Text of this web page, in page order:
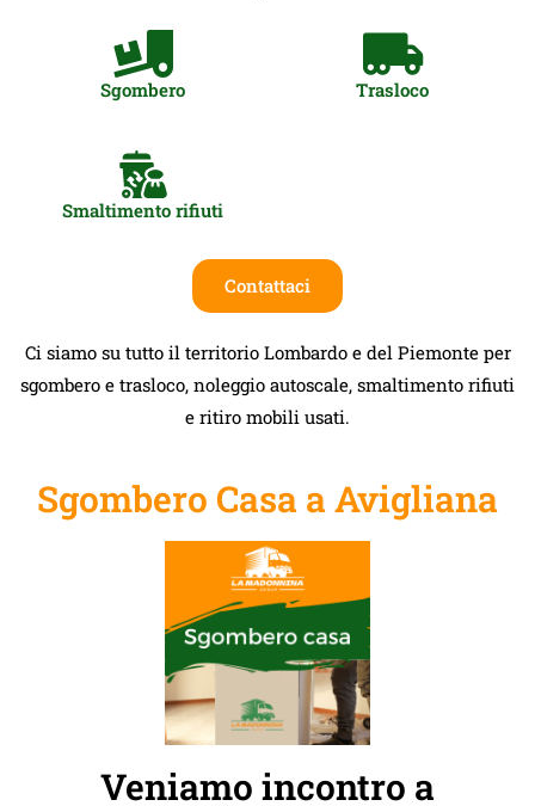
Sgombero Trasloco
Smaltimento rifiuti
Contattaci
Ci siamo su tutto il territorio Lombardo e del Piemonte per
sgombero e trasloco, noleggio autoscale, smaltimento rifiuti
e ritiro mobili usati.
Sgombero Casa a Avigliana
Veniamo incontro a